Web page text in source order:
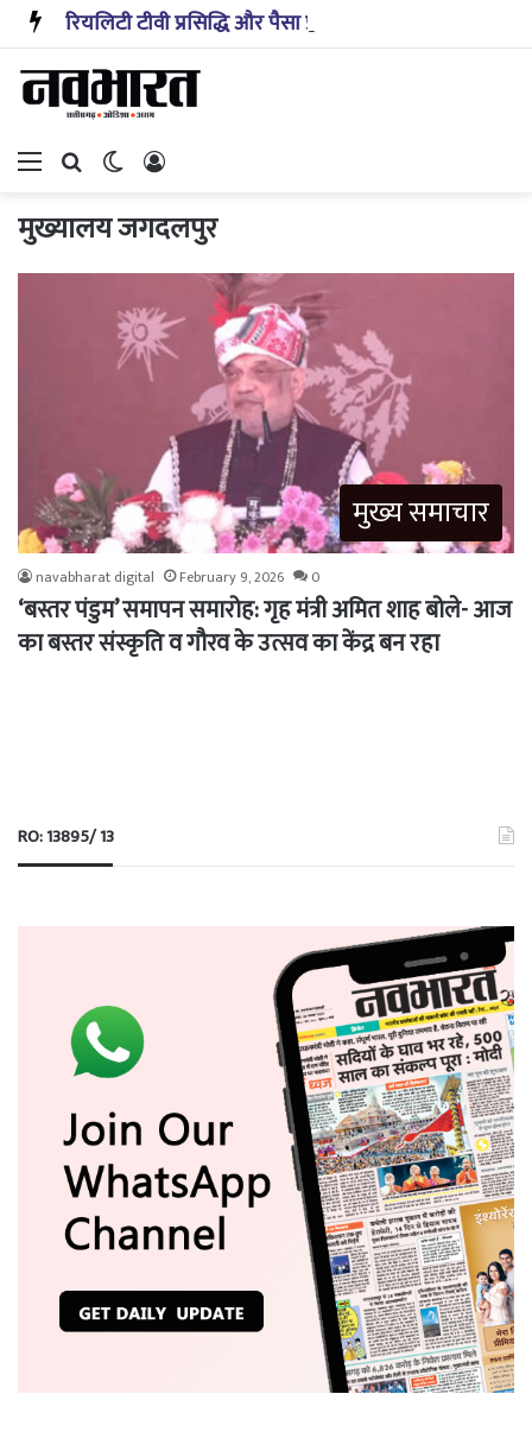
Menu Search forSwitch skin
मुख्यालय जगदलपुर
मुख्य समाचार
navabharat digital February 9, 2026 0
‘बस्तर पंडुम’ समापन समारोह: गृह मंत्री अमित शाह बोले- आज
का बस्तर संस्कृति व गौरव के उत्सव का केंद्र बन रहा
RO: 13895/ 13